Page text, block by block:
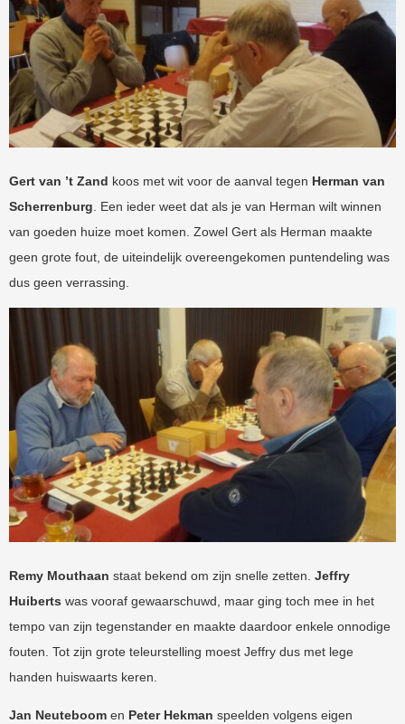
Gert van ’t Zand koos met wit voor de aanval tegen Herman van
Scherrenburg . Een ieder weet dat als je van Herman wilt winnen
van goeden huize moet komen. Zowel Gert als Herman maakte
geen grote fout, de uiteindelijk overeengekomen puntendeling was
dus geen verrassing.
Remy Mouthaan staat bekend om zijn snelle zetten. Jeffry
Huiberts was vooraf gewaarschuwd, maar ging toch mee in het
tempo van zijn tegenstander en maakte daardoor enkele onnodige
fouten. Tot zijn grote teleurstelling moest Jeffry dus met lege
handen huiswaarts keren.
Jan Neuteboom en Peter Hekman speelden volgens eigen